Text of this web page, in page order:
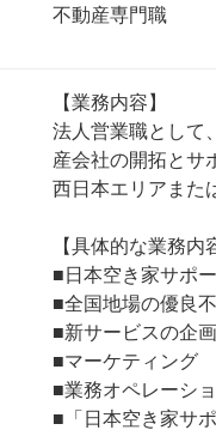
不動産専門職
【業務内容】
法人営業職として
産会社の開拓とサ
⻄日本エリアまた
【具体的な業務内
■日本空き家サポ
■全国地場の優良
■新サービスの企
■マーケティング
■業務オペレーシ
■「日本空き家サ